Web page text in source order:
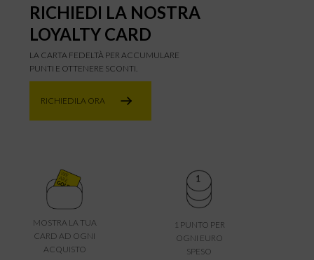
RICHIEDI LA NOSTRA
LOYALTY CARD
LA CARTA FEDELTÀ PER ACCUMULARE
PUNTI E OTTENERE SCONTI.
RICHIEDILA ORA
MOSTRA LA TUA
CARD AD OGNI
ACQUISTO
1 PUNTO PER
OGNI EURO
SPESO